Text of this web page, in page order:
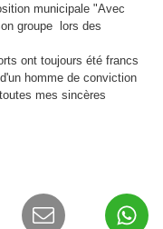
municipale "Avec
groupe lors des
ont toujours été francs
homme de conviction
mes sincères